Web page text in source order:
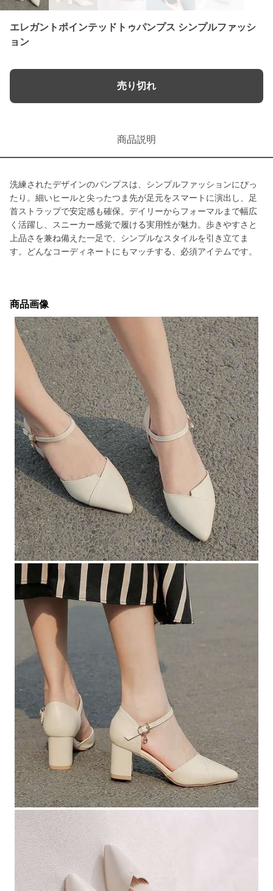
エレガントポインテッドトゥパンプス シンプルファッシ
ョン
売り切れ
商品説明
洗練されたデザインのパンプスは、シンプルファッションにぴっ
たり。細いヒールと尖ったつま先が足元をスマートに演出し、足
首ストラップで安定感も確保。デイリーからフォーマルまで幅広
く活躍し、スニーカー感覚で履ける実用性が魅力。歩きやすさと
上品さを兼ね備えた一足で、シンプルなスタイルを引き立てま
す。どんなコーディネートにもマッチする、必須アイテムです。
商品画像